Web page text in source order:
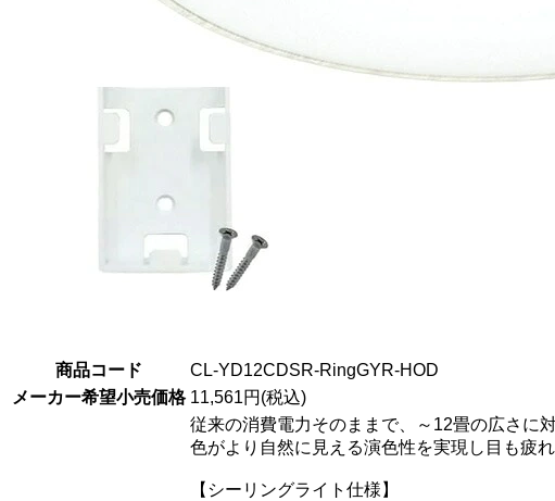
商品コード
CL-YD12CDSR-RingGYR-HOD
メーカー希望小売価格 11,561円(税込)
従来の消費電力そのままで、～12畳の広さに
色がより自然に見える演色性を実現し目も疲
【シーリングライト仕様】